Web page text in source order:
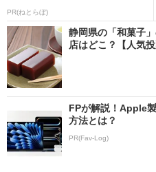
PR(ねとらぼ)
静岡県の「和菓子
店はどこ？【人気投
FPが解説！Apple
方法とは？
PR(Fav-Log)